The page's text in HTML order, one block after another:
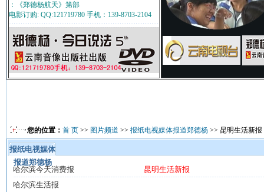
：《郑德杨航天》第部
电影订购: QQ:121719780 手机：139-8703-2104
您的位置： 首 页 >> 图片频道 >> 报纸电视媒体报道郑德杨 >> 昆明生活新报
报纸电视媒体
报道郑德杨
哈尔滨今天消费报
昆明生活新报
哈尔滨生活报